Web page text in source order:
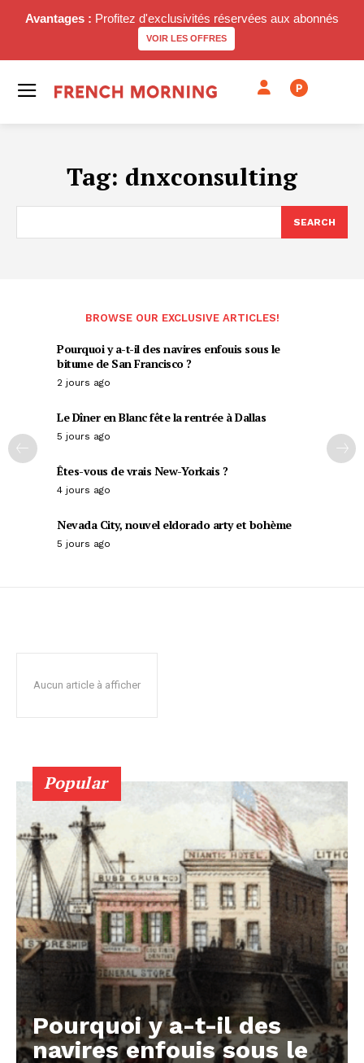
Avantages : Profitez d'exclusivités réservées aux abonnés
VOIR LES OFFRES
P
Tag: dnxconsulting
SEARCH
BROWSE OUR EXCLUSIVE ARTICLES!
Pourquoi y a-t-il des navires enfouis sous le
bitume de San Francisco ?
2 jours ago
Le Dîner en Blanc fête la rentrée à Dallas
5 jours ago
Êtes-vous de vrais New-Yorkais ?
4 jours ago
Nevada City, nouvel eldorado arty et bohème
5 jours ago
Aucun article à afficher
Popular
Pourquoi y a-t-il des
navires enfouis sous le